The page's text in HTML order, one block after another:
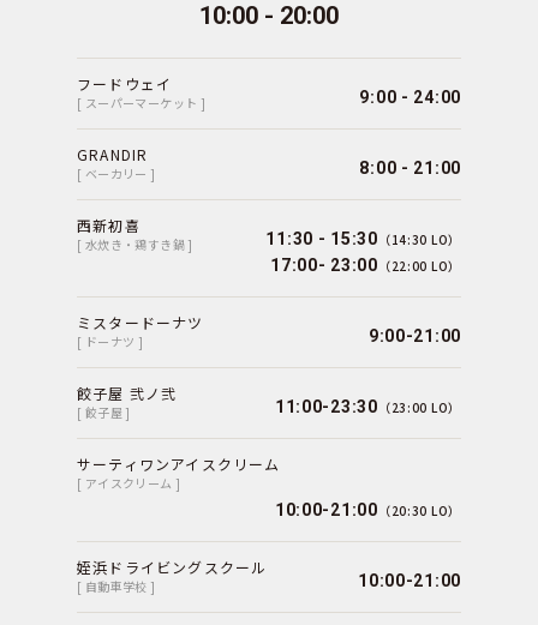
10:00 - 20:00
フードウェイ
[ スーパーマーケット ] 9:00 - 24:00
GRANDIR
[ ベーカリー ] 8:00 - 21:00
西新初喜
[ 水炊き・鶏すき鍋 ] 11:30 - 15:30 （14:30 LO）
17:00- 23:00 （22:00 LO）
ミスタードーナツ
[ ドーナツ ] 9:00-21:00
餃子屋 弐ノ弐
[ 餃子屋 ] 11:00-23:30 （23:00 LO）
サーティワンアイスクリーム
[ アイスクリーム ]
10:00-21:00 （20:30 LO）
姪浜ドライビングスクール
[ 自動車学校 ] 10:00-21:00